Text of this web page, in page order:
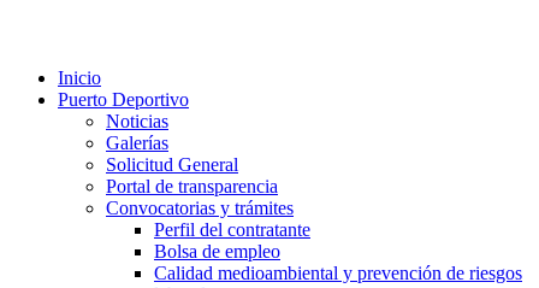
Inicio
Puerto Deportivo
Noticias
Galerías
Solicitud General
Portal de transparencia
Convocatorias y trámites
Perfil del contratante
Bolsa de empleo
Calidad medioambiental y prevención de riesgos